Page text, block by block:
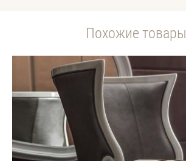
Похожие товары